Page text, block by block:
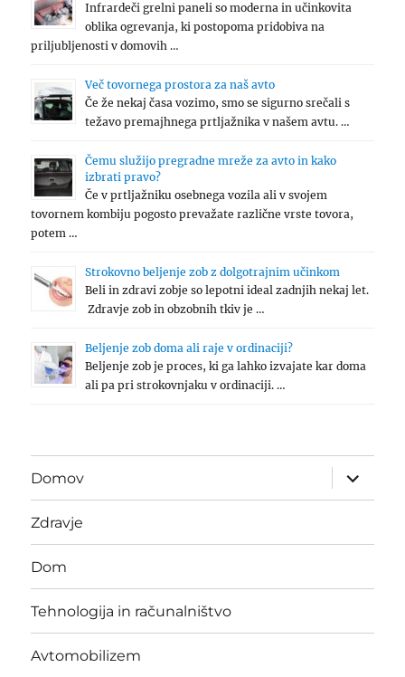
Infrardeči grelni paneli so moderna in učinkovita
oblika ogrevanja, ki postopoma pridobiva na
priljubljenosti v domovih …
Več tovornega prostora za naš avto
Če že nekaj časa vozimo, smo se sigurno srečali s
težavo premajhnega prtljažnika v našem avtu. …
Čemu služijo pregradne mreže za avto in kako
izbrati pravo?
Če v prtljažniku osebnega vozila ali v svojem
tovornem kombiju pogosto prevažate različne vrste tovora,
potem …
Strokovno beljenje zob z dolgotrajnim učinkom
Beli in zdravi zobje so lepotni ideal zadnjih nekaj let.
Zdravje zob in obzobnih tkiv je …
Beljenje zob doma ali raje v ordinaciji?
Beljenje zob je proces, ki ga lahko izvajate kar doma
ali pa pri strokovnjaku v ordinaciji. …
Domov
expand
child
menu
Zdravje
Dom
Tehnologija in računalništvo
Avtomobilizem